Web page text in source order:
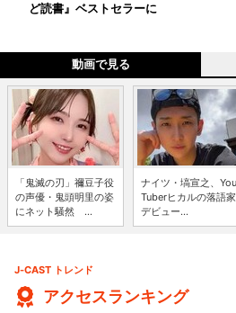
ど読書』ベストセラーに
動画で見る
「鬼滅の刃」禰豆子役
の声優・鬼頭明里の姿
にネット騒然 ...
ナイツ・塙宣之、You
Tuberヒカルの落語家
デビュー...
J-CAST トレンド
アクセスランキング